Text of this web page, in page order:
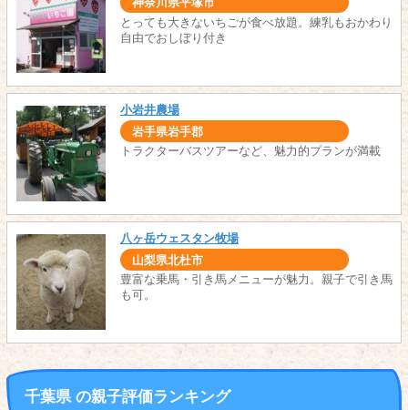
神奈川県平塚市
とっても大きないちごが食べ放題。練乳もおかわり
自由でおしぼり付き
小岩井農場
岩手県岩手郡
トラクターバスツアーなど、魅力的プランが満載
八ヶ岳ウェスタン牧場
山梨県北杜市
豊富な乗馬・引き馬メニューが魅力。親子で引き馬
も可。
千葉県 の親子評価ランキング